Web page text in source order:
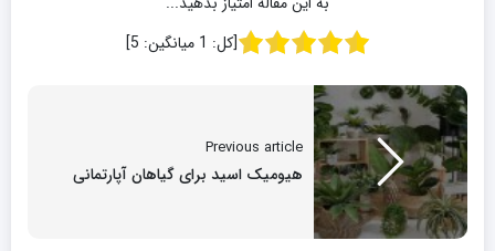
[کل: 1 میانگین: 5
]
Previous article
هیومیک اسید برای گیاهان آپارتمانی